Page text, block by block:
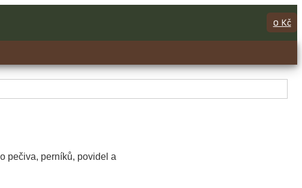
0 Kč
pečiva, perníků, povidel a